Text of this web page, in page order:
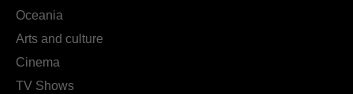
Oceania
Arts and culture
Cinema
TV Shows